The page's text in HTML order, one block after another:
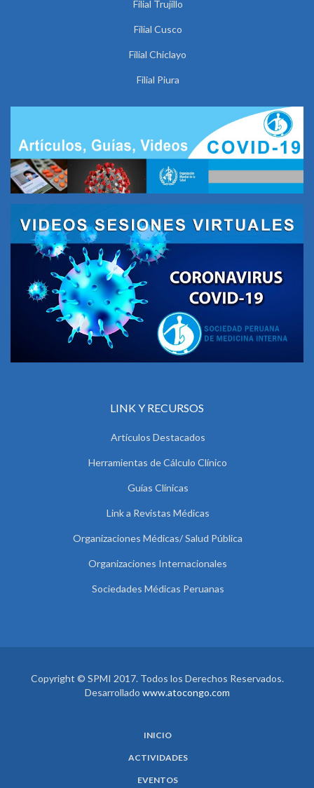
Filial Trujillo
Filial Cusco
Filial Chiclayo
Filial Piura
LINK Y RECURSOS
Artículos Destacados
Herramientas de Cálculo Clínico
Guías Clínicas
Link a Revistas Médicas
Organizaciones Médicas/ Salud Pública
Organizaciones Internacionales
Sociedades Médicas Peruanas
Copyright © SPMI 2017. Todos los Derechos Reservados.
Desarrollado www.atocongo.com
INICIO
ACTIVIDADES
EVENTOS